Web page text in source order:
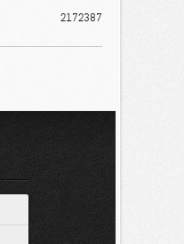
2172387